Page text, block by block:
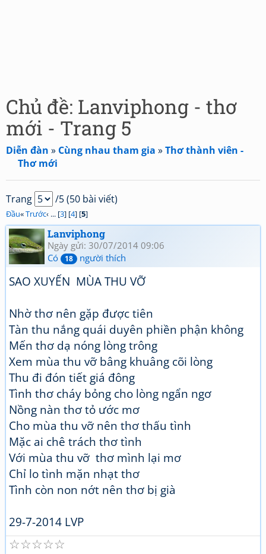
Chủ đề: Lanviphong - thơ
mới - Trang 5
Diễn đàn » Cùng nhau tham gia »Thơ thành viên -
Thơ mới
Trang /5 (50 bài viết)
Đầu«Trước‹ ... [3] [4] [5]
Lanviphong
Ngày gửi: 30/07/2014 09:06
Có
18 người thích
SAO XUYẾN MÙA THU VỠ
Nhờ thơ nên gặp được tiên
Tàn thu nắng quái duyên phiền phận không
Mến thơ dạ nóng lòng trông
Xem mùa thu vỡ bâng khuâng cõi lòng
Thu đi đón tiết giá đông
Tình thơ cháy bỏng cho lòng ngẩn ngơ
Nồng nàn thơ tỏ ước mơ
Cho mùa thu vỡ nên thơ thấu tình
Mặc ai chê trách thơ tình
Với mùa thu vỡ thơ mình lại mơ
Chỉ lo tình mặn nhạt thơ
Tình còn non nớt nên thơ bị già
29-7-2014 LVP
☆
☆
☆
☆
☆